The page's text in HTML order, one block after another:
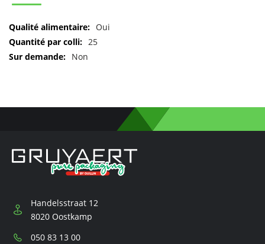
Pour
plus
d'informations
Oui
25
Non
Handelsstraat 12
8020 Oostkamp
Téléphone:
050 83 13 00